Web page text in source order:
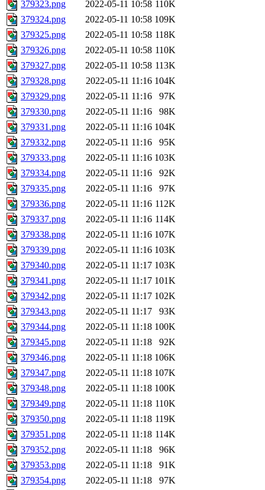
379323.png
2022-05-11 10:58 110K
379324.png
2022-05-11 10:58 109K
379325.png
2022-05-11 10:58 118K
379326.png
2022-05-11 10:58 110K
379327.png
2022-05-11 10:58 113K
379328.png
2022-05-11 11:16 104K
379329.png
2022-05-11 11:16
97K
379330.png
2022-05-11 11:16
98K
379331.png
2022-05-11 11:16 104K
379332.png
2022-05-11 11:16
95K
379333.png
2022-05-11 11:16 103K
379334.png
2022-05-11 11:16
92K
379335.png
2022-05-11 11:16
97K
379336.png
2022-05-11 11:16 112K
379337.png
2022-05-11 11:16 114K
379338.png
2022-05-11 11:16 107K
379339.png
2022-05-11 11:16 103K
379340.png
2022-05-11 11:17 103K
379341.png
2022-05-11 11:17 101K
379342.png
2022-05-11 11:17 102K
379343.png
2022-05-11 11:17
93K
379344.png
2022-05-11 11:18 100K
379345.png
2022-05-11 11:18
92K
379346.png
2022-05-11 11:18 106K
379347.png
2022-05-11 11:18 107K
379348.png
2022-05-11 11:18 100K
379349.png
2022-05-11 11:18 110K
379350.png
2022-05-11 11:18 119K
379351.png
2022-05-11 11:18 114K
379352.png
2022-05-11 11:18
96K
379353.png
2022-05-11 11:18
91K
379354.png
2022-05-11 11:18 97K